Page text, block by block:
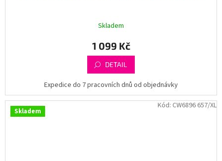
Skladem
1 099 Kč
DETAIL
Expedice do 7 pracovních dnů od objednávky
Skladem
Kód: CW6896 657/XL